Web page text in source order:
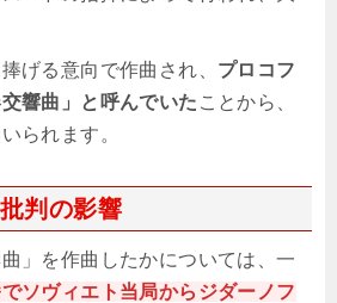
げる意向で作曲され、 プロコフ
響曲」と呼んでいた ことから、
られます。
判の影響
」を作曲したかについては、一
ソヴィエト当局からジダーノフ